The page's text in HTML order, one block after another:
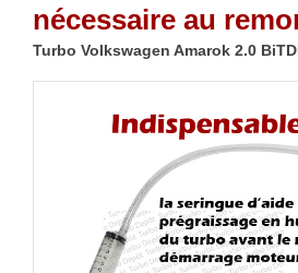
nécessaire au
Turbo Volkswagen Amarok 2.0